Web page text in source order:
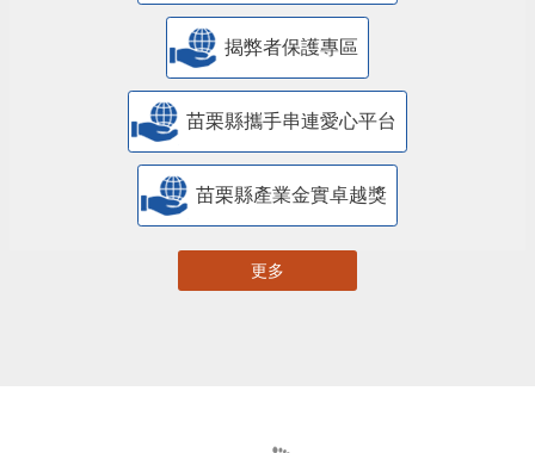
揭弊者保護專區
苗栗縣攜手串連愛心平台
苗栗縣產業金實卓越獎
更多